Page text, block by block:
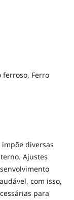
ferroso, Ferro
diversas
Ajustes
com isso,
para